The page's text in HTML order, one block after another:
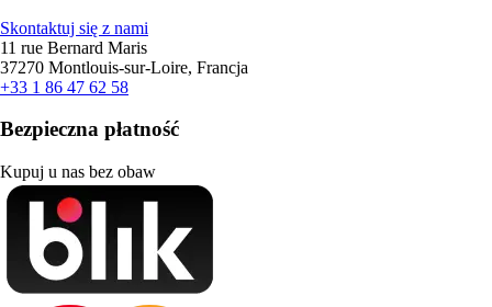
Skontaktuj się z nami
11 rue Bernard Maris
37270 Montlouis-sur-Loire, Francja
+33 1 86 47 62 58
Bezpieczna płatność
Kupuj u nas bez obaw